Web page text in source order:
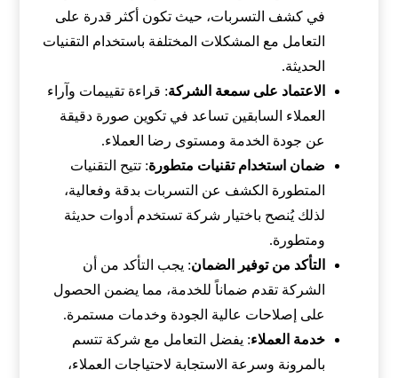
في كشف التسربات، حيث تكون أكثر قدرة على
التعامل مع المشكلات المختلفة باستخدام التقنيات
الحديثة.
الاعتماد على سمعة الشركة: قراءة تقييمات وآراء
العملاء السابقين تساعد في تكوين صورة دقيقة
عن جودة الخدمة ومستوى رضا العملاء.
ضمان استخدام تقنيات متطورة: تتيح التقنيات
المتطورة الكشف عن التسربات بدقة وفعالية،
لذلك يُنصح باختيار شركة تستخدم أدوات حديثة
ومتطورة.
التأكد من توفير الضمان: يجب التأكد من أن
الشركة تقدم ضماناً للخدمة، مما يضمن الحصول
على إصلاحات عالية الجودة وخدمات مستمرة.
خدمة العملاء: يفضل التعامل مع شركة تتسم
بالمرونة وسرعة الاستجابة لاحتياجات العملاء،